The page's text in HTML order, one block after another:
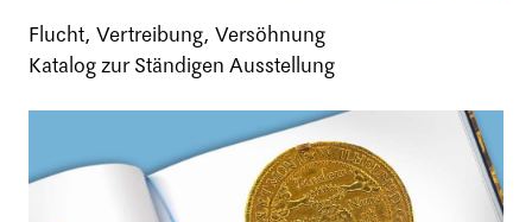
Flucht, Vertreibung, Versöhnung
Katalog zur Ständigen Ausstellung